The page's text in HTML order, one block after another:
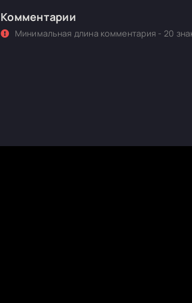
Комментарии
Минимальная длина комментария - 20